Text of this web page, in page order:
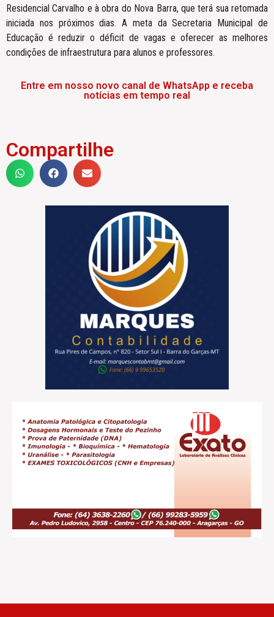
Residencial Carvalho e à obra do Nova Barra, que terá sua retomada
iniciada nos próximos dias. A meta da Secretaria Municipal de
Educação é reduzir o déficit de vagas e oferecer as melhores
condições de infraestrutura para alunos e professores.
Entre em nosso novo canal de WhatsApp e receba
notícias em tempo real
Compartilhe